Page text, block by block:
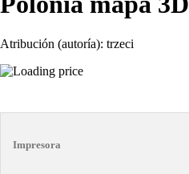
Atribución (autoría): trzeci
Impresora